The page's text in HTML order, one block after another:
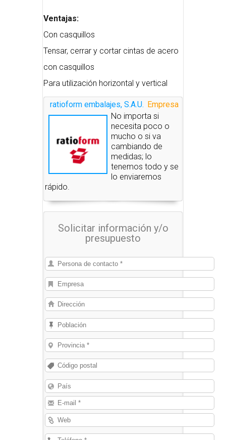
Ventajas:
Con casquillos
Tensar, cerrar y cortar cintas de acero
con casquillos
Para utilización horizontal y vertical
Empresa
ratioform embalajes, S.A.U.
No importa si
necesita poco o
mucho o si va
cambiando de
medidas; lo
tenemos todo y se
lo enviaremos
rápido.
Solicitar información y/o
presupuesto